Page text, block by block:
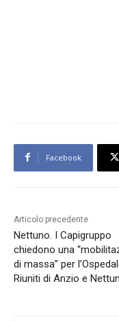
Facebook
Articolo precedente
Nettuno. I Capigruppo
chiedono una
di massa” per
Riuniti di Anzio e